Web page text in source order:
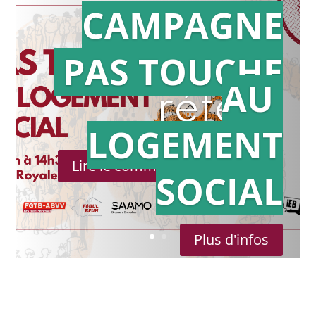
Action en
référé
Lire le communiqué de presse
CAMPAGNE
PAS TOUCHE
AU
LOGEMENT
SOCIAL
Plus d'infos